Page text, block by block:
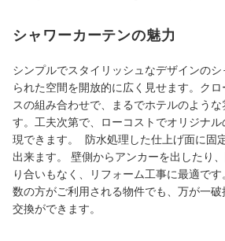
シャワーカーテンの魅力
シンプルでスタイリッシュなデザインの
られた空間を開放的に広く見せます。ク
スの組み合わせで、まるでホテルのような
す。工夫次第で、ローコストでオリジナ
現できます。 防水処理した仕上げ面に固
出来ます。 壁側からアンカーを出したり
り合いもなく、リフォーム工事に最適で
数の方がご利用される物件でも、万が一
交換ができます。